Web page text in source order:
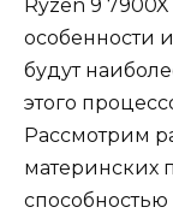
Ryzen 9
особенности
будут
этого
Рассмотрим
материнских